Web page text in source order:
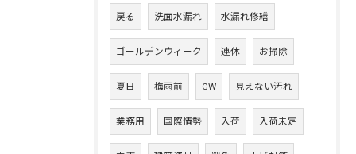
戻る 洗面水漏れ 水漏れ修繕
ゴールデンウィーク 連休 お掃除
夏日 梅雨前 GW 見えない汚れ
業務用 国際情勢 入荷 入荷未定